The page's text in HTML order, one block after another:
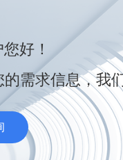
好！
需求信息，我